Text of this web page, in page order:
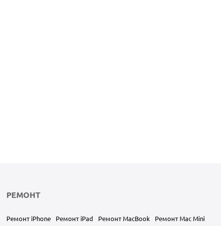
РЕМОНТ
Ремонт iPhone Ремонт iPad Ремонт MacBook Ремонт Mac Mini